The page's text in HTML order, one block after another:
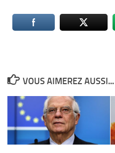
VOUS AIMEREZ AUSSI...